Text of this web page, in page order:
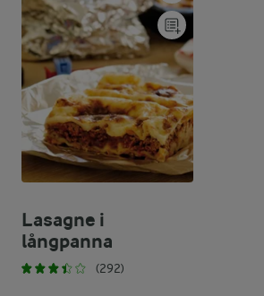
Lasagne i
långpanna
(292)